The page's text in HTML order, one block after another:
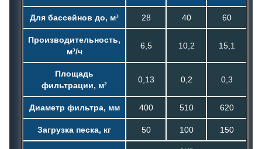
Для бассейнов до, м³ 28 40 60
Производительность,
м³/ч
6,5 10,2 15,1
Площадь
фильтрации, м²
0,13 0,2 0,3
Диаметр фильтра, мм 400 510 620
Загрузка песка, кг 50 100 150